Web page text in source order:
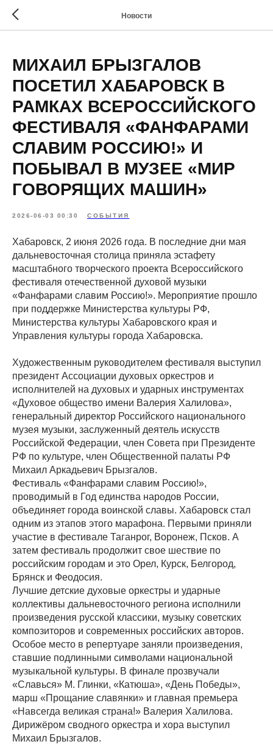
Новости
МИХАИЛ БРЫЗГАЛОВ
ПОСЕТИЛ ХАБАРОВСК В
РАМКАХ ВСЕРОССИЙСКОГО
ФЕСТИВАЛЯ «ФАНФАРАМИ
СЛАВИМ РОССИЮ!» И
ПОБЫВАЛ В МУЗЕЕ «МИР
ГОВОРЯЩИХ МАШИН»
2026-06-03 00:30 СОБЫТИЯ
Хабаровск, 2 июня 2026 года. В последние дни мая
дальневосточная столица приняла эстафету
масштабного творческого проекта Всероссийского
фестиваля отечественной духовой музыки
«Фанфарами славим Россию!». Мероприятие прошло
при поддержке Министерства культуры РФ,
Министерства культуры Хабаровского края и
Управления культуры города Хабаровска.
Художественным руководителем фестиваля выступил
президент Ассоциации духовых оркестров и
исполнителей на духовых и ударных инструментах
«Духовое общество имени Валерия Халилова»,
генеральный директор Российского национального
музея музыки, заслуженный деятель искусств
Российской Федерации, член Совета при Президенте
РФ по культуре, член Общественной палаты РФ
Михаил Аркадьевич Брызгалов.
Фестиваль «Фанфарами славим Россию!»,
проводимый в Год единства народов России,
объединяет города воинской славы. Хабаровск стал
одним из этапов этого марафона. Первыми приняли
участие в фестивале Таганрог, Воронеж, Псков. А
затем фестиваль продолжит свое шествие по
российским городам и это Орел, Курск, Белгород,
Брянск и Феодосия.
Лучшие детские духовые оркестры и ударные
коллективы дальневосточного региона исполнили
произведения русской классики, музыку советских
композиторов и современных российских авторов.
Особое место в репертуаре заняли произведения,
ставшие подлинными символами национальной
музыкальной культуры. В финале прозвучали
«Славься» М. Глинки, «Катюша», «День Победы»,
марш «Прощание славянки» и главная премьера
«Навсегда великая страна!» Валерия Халилова.
Дирижёром сводного оркестра и хора выступил
Михаил Брызгалов.